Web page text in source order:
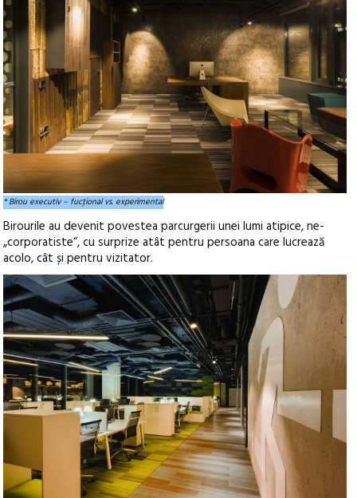
* Birou executiv – fucţional vs. experimental
Birourile au devenit povestea parcurgerii unei lumi atipice, ne-
„corporatiste“, cu surprize atât pentru persoana care lucrează
acolo, cât și pentru vizitator.